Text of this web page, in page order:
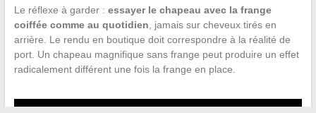
Le réflexe à garder : essayer le chapeau avec la frange
coiffée comme au quotidien, jamais sur cheveux tirés en
arrière. Le rendu en boutique doit correspondre à la réalité de
port. Un chapeau magnifique sans frange peut produire un effet
radicalement différent une fois la frange en place.